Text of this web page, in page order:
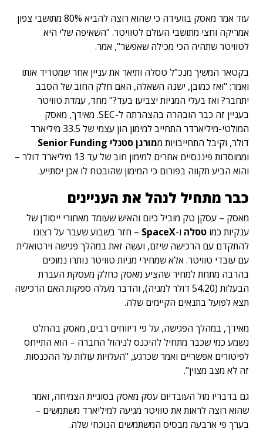
עוד אמר מאסק בוועידה כי שהוא רוצה להביא 80% מתושבי צפון
אמריקה וחצי מתושבי העולם לטוויטר. "השאיפה שלי היא
לטוויטר שתהיה הכי מכילה שאפשר", אמר.
בקטאר המשיך מנכ"ל טסלה ותיאר את עניין אחר שמטריד אותו
ואמר: "ואז כמובן, ישנה השאלה, האם חלק החוב של הסבב
יתחבר? ואז בעלי המניות יצביעו בעד?" מחד, עמדת טוויטר
בעניין זה כבר הובהרה בהצהרתה ל-SEC. מאידך, מאסק
המולטי-מיליארדר התחייב למימון הון עצמי של 33.5 מיליארד
דולר, וקיבל התחייבויות ממורגן סטנלי Senior Funding
וממוסדות פיננסיים אחרים למימון חוב של עד 13 מיליארד דולר –
והוא הביע תקווה בפורום כי המימון שהובטח לו אכן יסתייע.
כבר מתחיל לנהל את העניינים
מאסק – עסקן טק מוביל כיום והאיש שעומד מאחורי ייסודן של
ענקיות כמו טסלה ו-SpaceX – חזר בשבוע שעבר על רצונו
להתקדם עם הרכישה שיזם, ועשה זאת במהלך פגישה וירטואלית
עם עובדי טוויטר. אלא שמחירי מניות טוויטר נותרו נמוכים
בהרבה מתחת למחיר שהציע מאסק כחלק מעסקת העברת
הבעלות (54.20 דולר למניה), והדבר מעלה ספקות האם הרכישה
תצא לפועל בתנאים הקיימים שלה.
מאידך, במהלך הפגישה, על פי דיווחים רבים, מאסק בהחלט
נשמע כמי שכבר מתחיל להיכנס לניהול החברה – הוא התייחס
לפיטורים אפשריים ואמר שכרגע, "העלויות עולות על ההכנסות.
זה לא מצב מצוין".
גם בדבריו מול העובדיום עסק מאסק בסוגיית הצמיחה, ואמר
שהוא רוצה לראות את טוויטר מגיעה למיליארד משתמשים –
בערך פי ארבעה מבסיס המשתמשים הנוכחי שלה.